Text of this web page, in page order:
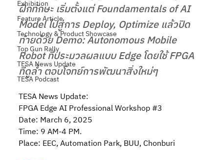
Exhibition
Feature Article
Technology & Product Showcase
Top Gun Rally
TESA News Update
TESA Podcast
ฝึกทักษะ เริ่มตั้งแต่ Foundamentals of AI
Model ไปสู่การ Deploy, Optimize แล้วปิด
ท้ายด้วย Demo: Autonomous Mobile
Robot ที่ประมวลผลแบบ Edge โดยใช้ FPGA
ที่ดูล้ำ ตอบโจทย์การพัฒนาสิ่งใหม่ๆ
TESA News Update:
FPGA Edge AI Professional Workshop #3
Date: March 6, 2025
Time: 9 AM-4 PM.
Place: EEC, Automation Park, BUU, Chonburi